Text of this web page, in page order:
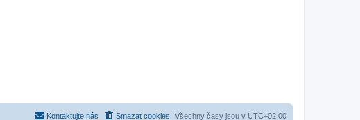
Všechny časy jsou v UTC+02:00
Smazat cookies
Kontaktujte nás